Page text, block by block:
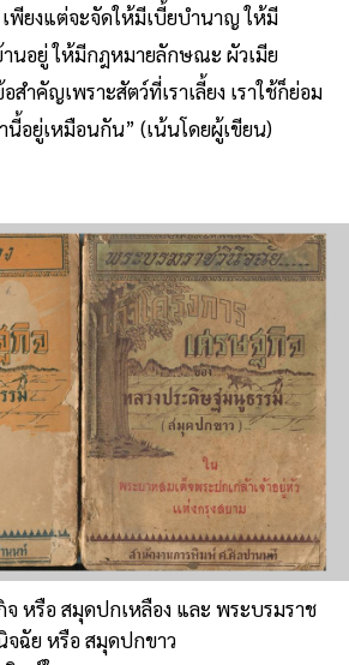
พียงแต่จะจัดให้มีเบี้ยบำนาญ ให้มี
นอยู่ ให้มีกฎหมายลักษณะ ผัวเมีย
สำคัญเพราะสัตว์ที่เราเลี้ยง เราใช้ก็ย่อม
นี้อยู่เหมือนกัน” (เน้นโดยผู้เขียน)
จ หรือ สมุดปกเหลือง และ พระบรมราช
จฉัย หรือ สมุดปกขาว